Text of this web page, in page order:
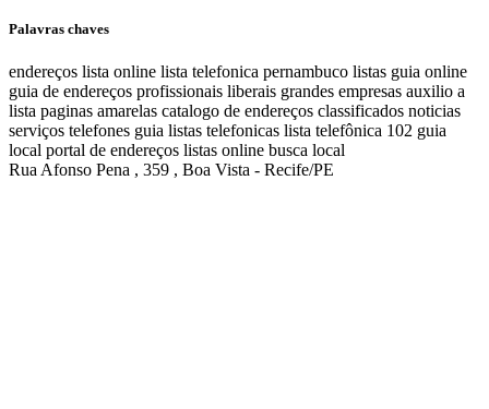
Palavras chaves
endereços lista online lista telefonica pernambuco listas guia online
guia de endereços profissionais liberais grandes empresas auxilio a
lista paginas amarelas catalogo de endereços classificados noticias
serviços telefones guia listas telefonicas lista telefônica 102 guia
local portal de endereços listas online busca local
Rua Afonso Pena , 359 , Boa Vista - Recife/PE